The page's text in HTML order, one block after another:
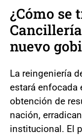
¿Cómo
nuevo
La reingeniería
estará enfocada
obtención de
nación,
institucional. El